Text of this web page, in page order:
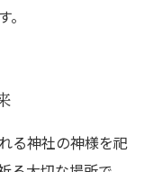
る神社の神様を祀